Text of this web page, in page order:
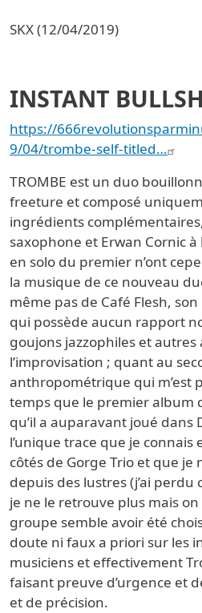
SKX (12/04/2019)
INSTANT
https://
9/04/trombe-self-titled…
TROMBE est un duo
freeture et composé
ingrédients
saxophone et Erwan Cornic
en solo du premier n’ont
la musique de ce nouveau
même pas de Café Flesh,
qui possède aucun rapport
goujons jazzophiles et autres
l’improvisation ; quant au
anthropométrique qui m’est
temps que le premier album
qu’il a auparavant joué
l’unique trace que je connais
côtés de Gorge Trio et que je
depuis des lustres (j’ai
je ne le retrouve plus mais on
groupe semble avoir été
doute ni faux a priori sur les
musiciens et effectivement
faisant preuve d’urgence et
et de précision.